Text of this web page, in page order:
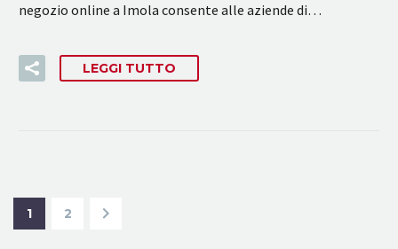
negozio online a Imola consente alle aziende di…
LEGGI TUTTO
1 2